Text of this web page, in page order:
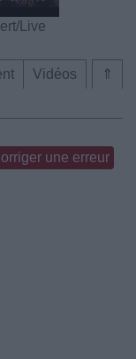
Live
⇑
Vidéos
une erreur